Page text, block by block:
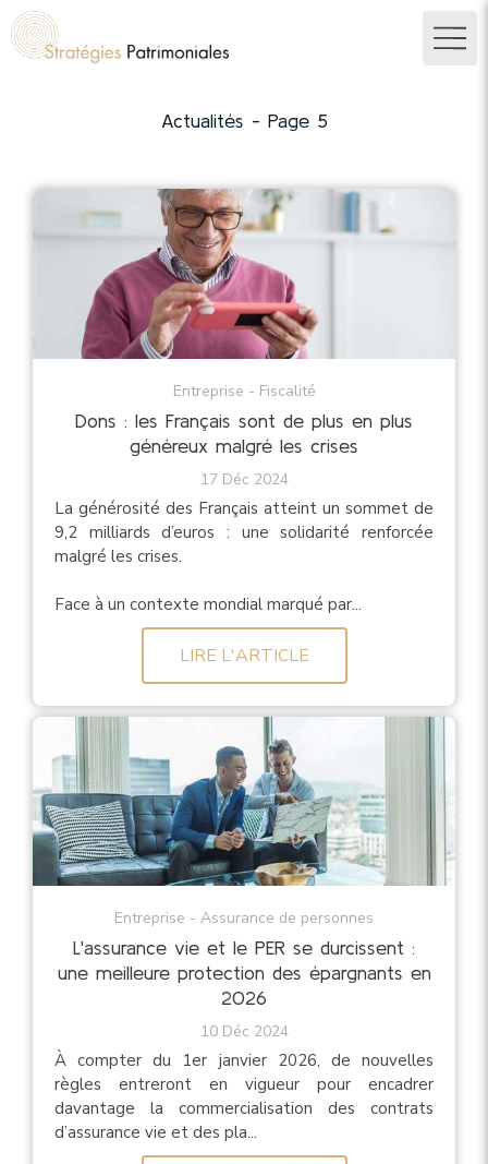
Actualités - Page 5
Entreprise - Fiscalité
Dons : les Français sont de plus en plus
généreux malgré les crises
17 Déc 2024
La générosité des Français atteint un sommet de
9,2 milliards d’euros : une solidarité renforcée
malgré les crises.
Face à un contexte mondial marqué par...
LIRE L'ARTICLE
Entreprise - Assurance de personnes
L'assurance vie et le PER se durcissent :
une meilleure protection des épargnants en
2026
10 Déc 2024
À compter du 1er janvier 2026, de nouvelles
règles entreront en vigueur pour encadrer
davantage la commercialisation des contrats
d’assurance vie et des pla...